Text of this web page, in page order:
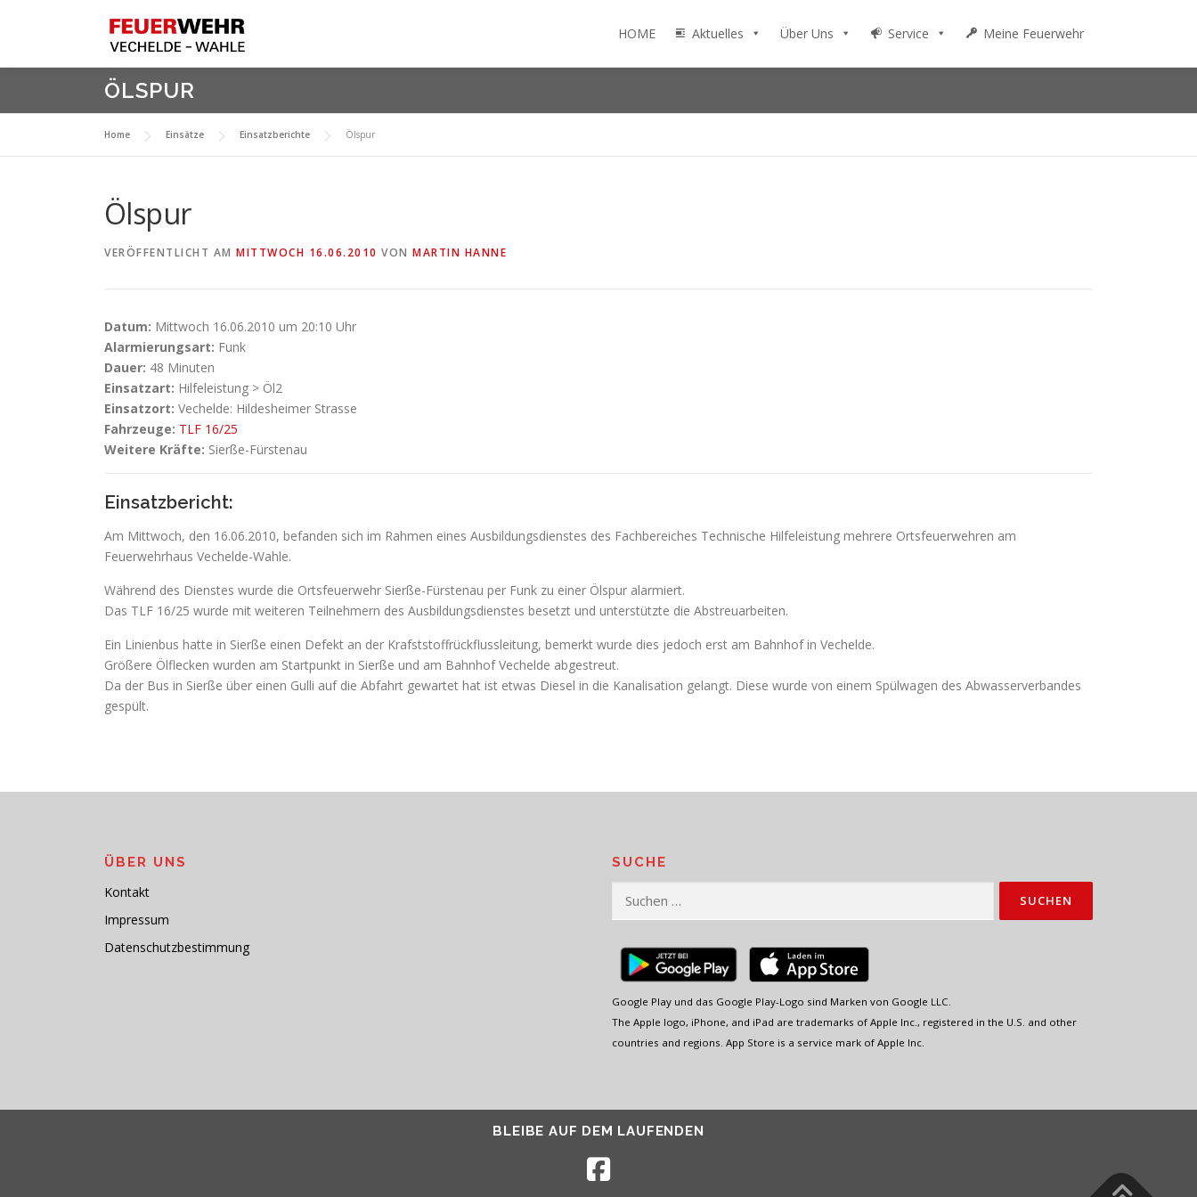
HOME Aktuelles Über Uns Service Meine Feuerwehr
ÖLSPUR
Home Einsätze Einsatzberichte Ölspur
Ölspur
VERÖFFENTLICHT AM MITTWOCH 16.06.2010 VON MARTIN HANNE
Datum: Mittwoch 16.06.2010 um 20:10 Uhr
Alarmierungsart: Funk
Dauer: 48 Minuten
Einsatzart: Hilfeleistung > Öl2
Einsatzort: Vechelde: Hildesheimer Strasse
Fahrzeuge: TLF 16/25
Weitere Kräfte: Sierße-Fürstenau
Einsatzbericht:
Am Mittwoch, den 16.06.2010, befanden sich im Rahmen eines Ausbildungsdienstes des Fachbereiches Technische Hilfeleistung mehrere Ortsfeuerwehren am
Feuerwehrhaus Vechelde-Wahle.
Während des Dienstes wurde die Ortsfeuerwehr Sierße-Fürstenau per Funk zu einer Ölspur alarmiert.
Das TLF 16/25 wurde mit weiteren Teilnehmern des Ausbildungsdienstes besetzt und unterstützte die Abstreuarbeiten.
Ein Linienbus hatte in Sierße einen Defekt an der Krafststoffrückflussleitung, bemerkt wurde dies jedoch erst am Bahnhof in Vechelde.
Größere Ölflecken wurden am Startpunkt in Sierße und am Bahnhof Vechelde abgestreut.
Da der Bus in Sierße über einen Gulli auf die Abfahrt gewartet hat ist etwas Diesel in die Kanalisation gelangt. Diese wurde von einem Spülwagen des Abwasserverbandes
gespült.
ÜBER UNS
Kontakt
Impressum
Datenschutzbestimmung
SUCHE
nach:
Google Play und das Google Play-Logo sind Marken von Google LLC.
The Apple logo, iPhone, and iPad are trademarks of Apple Inc., registered in the U.S. and other
countries and regions. App Store is a service mark of Apple Inc.
BLEIBE AUF DEM LAUFENDEN